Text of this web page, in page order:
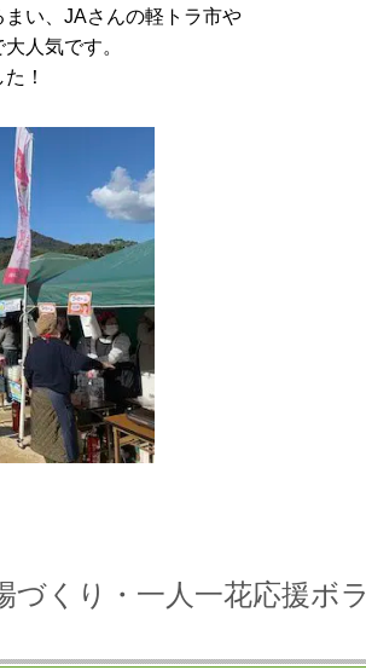
い、JAさんの軽トラ市や
人気です。
！
くり・一人一花応援ボラ